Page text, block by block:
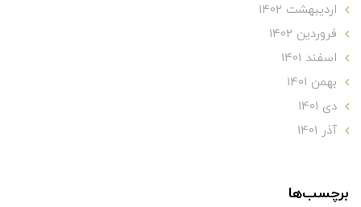
ارديبهشت 1402
فروردین 1402
اسفند 1401
بهمن 1401
دی 1401
آذر 1401
برچسب‌ها